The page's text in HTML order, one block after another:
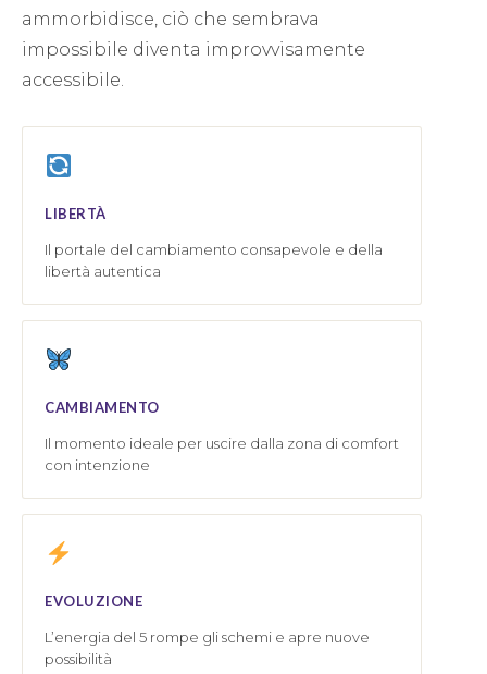
ammorbidisce, ciò che sembrava
impossibile diventa improvvisamente
accessibile.
LIBERTÀ
Il portale del cambiamento consapevole e della
libertà autentica
CAMBIAMENTO
Il momento ideale per uscire dalla zona di comfort
con intenzione
EVOLUZIONE
L’energia del 5 rompe gli schemi e apre nuove
possibilità